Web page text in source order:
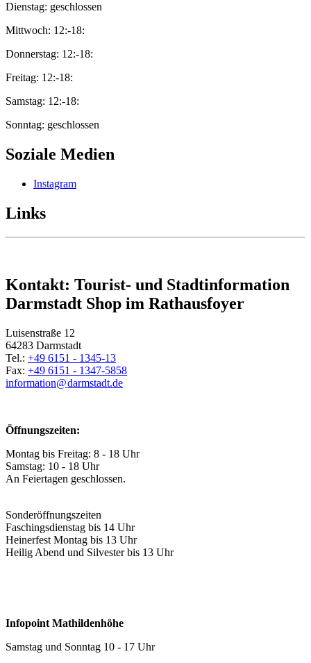
Dienstag: geschlossen
Mittwoch: 12:-18:
Donnerstag: 12:-18:
Freitag: 12:-18:
Samstag: 12:-18:
Sonntag: geschlossen
Soziale Medien
Instagram
Links
Kontakt: Tourist- und Stadtinformation
Darmstadt Shop im Rathausfoyer
Luisenstraße 12
64283 Darmstadt
Tel.: +49 6151 - 1345-13
Fax: +49 6151 - 1347-5858
information@darmstadt.de
Öffnungszeiten:
Montag bis Freitag: 8 - 18 Uhr
Samstag: 10 - 18 Uhr
An Feiertagen geschlossen.
Sonderöffnungszeiten
Faschingsdienstag bis 14 Uhr
Heinerfest Montag bis 13 Uhr
Heilig Abend und Silvester bis 13 Uhr
Infopoint Mathildenhöhe
Samstag und Sonntag 10 - 17 Uhr